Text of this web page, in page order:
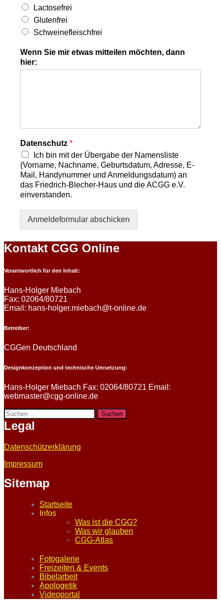
Lactosefrei
Glutenfrei
Schweinefleischfrei
Wenn Sie mir etwas mitteilen möchten, dann
hier:
Datenschutz *
Ich bin mit der Übergabe der Namensliste
(Vorname, Nachname, Geburtsdatum, Adresse, E-
Mail, Handynummer und Anmeldungsdatum) an
das Friedrich-Blecher-Haus und die ACGG e.V.
einverstanden.
Anmeldeformular abschicken
Kontakt CGG Online
Verantwortlich für den Inhalt:
Hans-Holger Miebach
Fax: 02064/80721
Email: hans-holger.miebach@t-online.de
Betreiber:
CGGen Deutschland
Designkonzeption und technische Umsetzung:
Hans-Holger Miebach Fax: 02064/80721 Email:
webmaster@cgg-online.de
Suchen
nach:
Legal
Datenschützerklärung
Impressum
Sitemap
Startseite
Infos
Was ist die CGG?
Was wir glauben
CGG-Atlas
Fotogalerie
Freizeiten & Events
Bibelarbeit
Apologetik
Videoportal